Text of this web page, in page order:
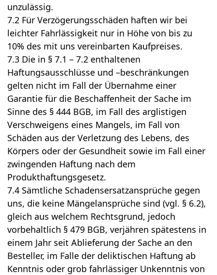
unzulässig.
7.2 Für Verzögerungsschäden haften wir bei
leichter Fahrlässigkeit nur in Höhe von bis zu
10% des mit uns vereinbarten Kaufpreises.
7.3 Die in § 7.1 – 7.2 enthaltenen
Haftungsausschlüsse und –beschränkungen
gelten nicht im Fall der Übernahme einer
Garantie für die Beschaffenheit der Sache im
Sinne des § 444 BGB, im Fall des arglistigen
Verschweigens eines Mangels, im Fall von
Schäden aus der Verletzung des Lebens, des
Körpers oder der Gesundheit sowie im Fall einer
zwingenden Haftung nach dem
Produkthaftungsgesetz.
7.4 Sämtliche Schadensersatzansprüche gegen
uns, die keine Mängelansprüche sind (vgl. § 6.2),
gleich aus welchem Rechtsgrund, jedoch
vorbehaltlich § 479 BGB, verjähren spätestens in
einem Jahr seit Ablieferung der Sache an den
Besteller, im Falle der deliktischen Haftung ab
Kenntnis oder grob fahrlässiger Unkenntnis von